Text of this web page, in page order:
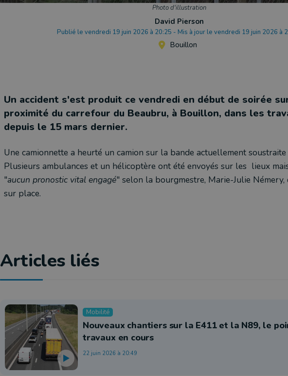
Photo d'illustration
David Pierson
Publié le vendredi 19 juin 2026 à 20:25 - Mis à jour le vendredi 19 juin 2026 à
Bouillon
Un accident s'est produit ce vendredi en début de soirée
proximité du carrefour du Beaubru, à Bouillon, dans les
depuis le 15 mars dernier.
Une camionnette a heurté un camion sur la bande actuellement
Plusieurs ambulances et un hélicoptère ont été envoyés sur les lieux
"aucun pronostic vital engagé" selon la bourgmestre, Marie-Julie Némery,
sur place.
Articles liés
Mobilité
Nouveaux chantiers sur la E411 et la N89, le
travaux en cours
22 juin 2026 à 20:49